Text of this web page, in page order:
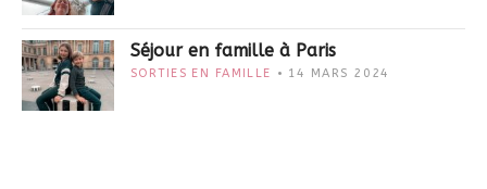
Séjour en famille à Paris
SORTIES EN FAMILLE 14 MARS 2024